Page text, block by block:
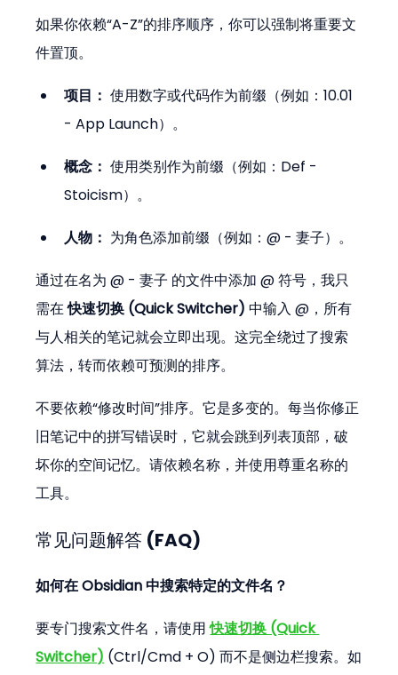
如果你依赖“A-Z”的排序顺序，你可以强制将重要文
件置顶。
项目： 使用数字或代码作为前缀（例如：10.01
- App Launch）。
概念： 使用类别作为前缀（例如：Def -
Stoicism）。
人物： 为角色添加前缀（例如：@ - 妻子）。
通过在名为 @ - 妻子 的文件中添加 @ 符号，我只
需在 快速切换 (Quick Switcher) 中输入 @，所有
与人相关的笔记就会立即出现。这完全绕过了搜索
算法，转而依赖可预测的排序。
不要依赖“修改时间”排序。它是多变的。每当你修正
旧笔记中的拼写错误时，它就会跳到列表顶部，破
坏你的空间记忆。请依赖名称，并使用尊重名称的
工具。
常见问题解答 (FAQ)
如何在 Obsidian 中搜索特定的文件名？
要专门搜索文件名，请使用 快速切换 (Quick
Switcher) (Ctrl/Cmd + O) 而不是侧边栏搜索。如